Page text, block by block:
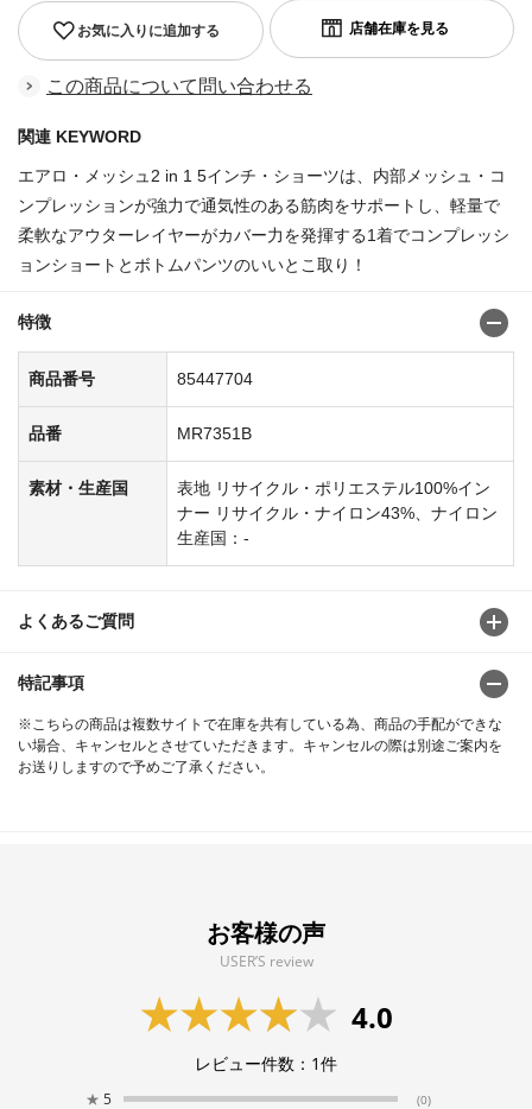
お気に入りに追加する
この商品について問い合わせる
関連 KEYWORD
エアロ・メッシュ2 in 1 5インチ・ショーツは、内部メッシュ・コ
ンプレッションが強力で通気性のある筋肉をサポートし、軽量で
柔軟なアウターレイヤーがカバー力を発揮する1着でコンプレッシ
ョンショートとボトムパンツのいいとこ取り！
特徴
商品番号 85447704
品番 MR7351B
素材・生産国
表地 リサイクル・ポリエステル100%イン
ナー リサイクル・ナイロン43%、ナイロン
生産国：-
よくあるご質問
特記事項
※こちらの商品は複数サイトで在庫を共有している為、商品の手配ができな
い場合、キャンセルとさせていただきます。キャンセルの際は別途ご案内を
お送りしますので予めご了承ください。
お客様の声
USER’S review
4.0
レビュー件数： 1件
★ 5 (0)